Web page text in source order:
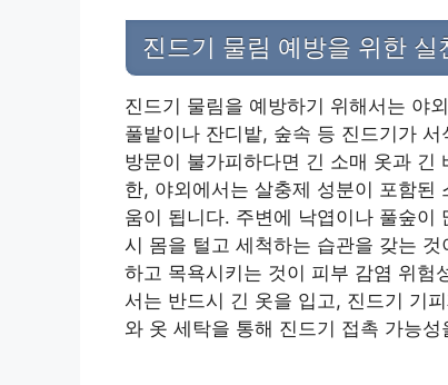
진드기 물림 예방을 위한 실
진드기 물림을 예방하기 위해서는 야
풀밭이나 잔디밭, 숲속 등 진드기가
방문이 불가피하다면 긴 소매 옷과 긴
한, 야외에서는 살충제 성분이 포함된
움이 됩니다. 주변에 낙엽이나 풀숲이
시 몸을 털고 세척하는 습관을 갖는
하고 목욕시키는 것이 피부 감염 위험
서는 반드시 긴 옷을 입고, 진드기 기
와 옷 세탁을 통해 진드기 접촉 가능